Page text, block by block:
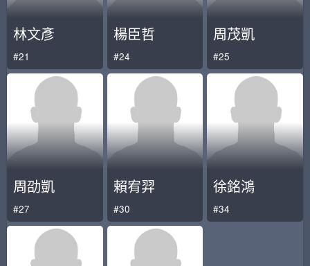
林文彥
#21
楊臣哲
#24
周茂凱
#25
周劭凱
#27
賴宥羿
#30
徐銘鴻
#34